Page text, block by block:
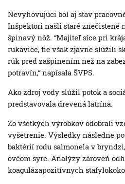
Nevyhovujúci bol aj stav
Inšpektori našli staré znečistené
špinavý nôž. “Majiteľ síce pri
rukavice, tie však zjavne slúžili
rúk pred zašpinením než na
potravín,“ napísala ŠVPS.
Ako zdroj vody slúžil potok a
predstavovala drevená latrína.
Zo všetkých výrobkov odobrali
vyšetrenie. Výsledky následne
baktérií rodu salmonela v
ovčom syre. Analýzy zároveň
koagulázapozitívnych